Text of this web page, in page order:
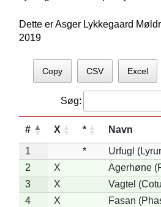
Dette er Asger Lykkegaard
2019
Copy CSV Excel
Søg:
# X * Navn
1 *
Urfugl
2
X
Agerhøne
3
X
Vagtel
4
X
Fasan